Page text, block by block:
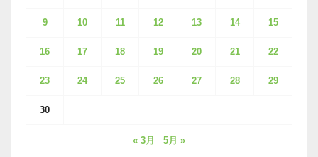
9 10 11 12 13 14 15
16 17 18 19 20 21 22
23 24 25 26 27 28 29
30
« 3月 5月 »